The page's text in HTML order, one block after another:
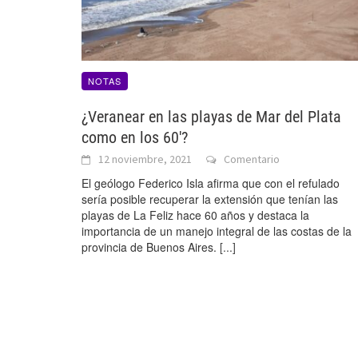
NOTAS
¿Veranear en las playas de Mar del Plata
como en los 60′?
12 noviembre, 2021 Comentario
El geólogo Federico Isla afirma que con el refulado
sería posible recuperar la extensión que tenían las
playas de La Feliz hace 60 años y destaca la
importancia de un manejo integral de las costas de la
provincia de Buenos Aires. [...]